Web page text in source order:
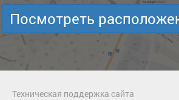
Посмотреть
Техническая поддержка сайта